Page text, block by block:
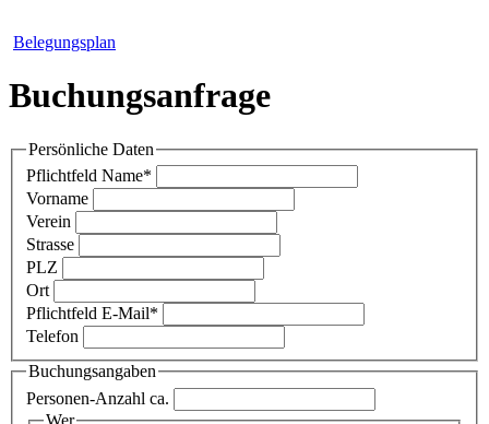
Belegungsplan
Buchungsanfrage
Persönliche Daten
Pflichtfeld Name*
Vorname
Verein
Strasse
PLZ
Ort
Pflichtfeld E-Mail*
Telefon
Buchungsangaben
Personen-Anzahl ca.
Wer